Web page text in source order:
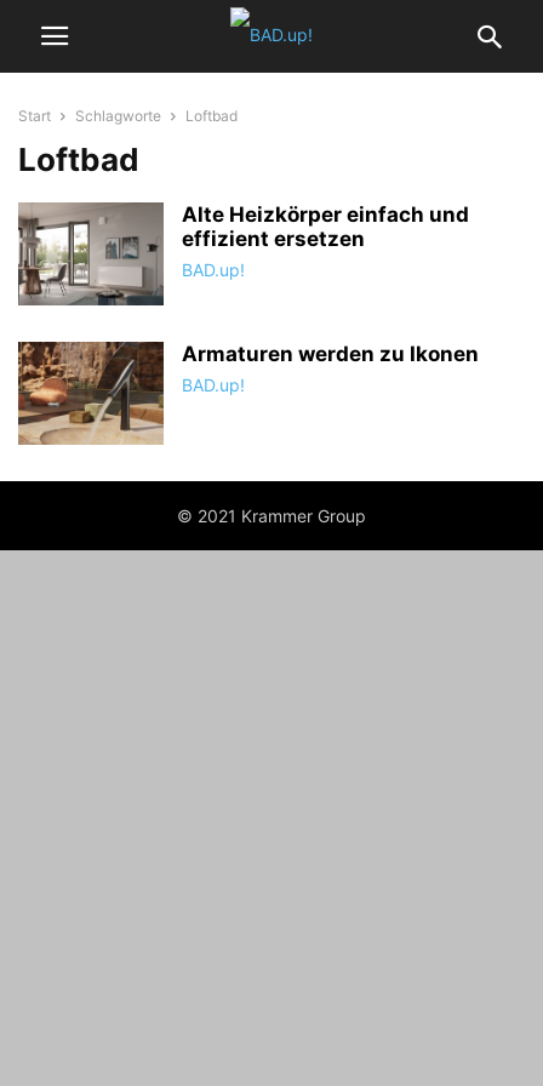
Start Schlagworte Loftbad
Loftbad
Alte Heizkörper einfach und
effizient ersetzen
BAD.up!
Armaturen werden zu Ikonen
BAD.up!
© 2021 Krammer Group